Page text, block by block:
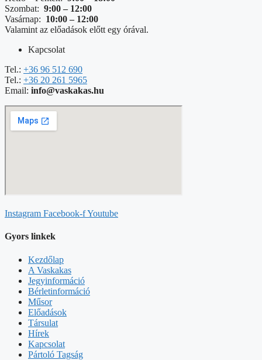
Szombat: 9:00 – 12:00
Vasárnap: 10:00 – 12:00
Valamint az előadások előtt egy órával.
Kapcsolat
Tel.: +36 96 512 690
Tel.: +36 20 261 5965
Email: info@vaskakas.hu
Instagram Facebook-fYoutube
Gyors linkek
Kezdőlap
A Vaskakas
Jegyinformáció
Bérletinformáció
Műsor
Előadások
Társulat
Hírek
Kapcsolat
Pártoló Tagság